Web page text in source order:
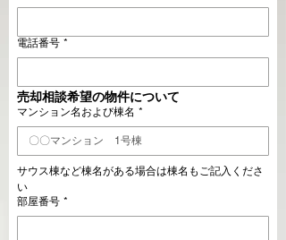
電話番号 *
売却相談希望の物件について
マンション名および棟名 *
サウス棟など棟名がある場合は棟名もご記入くださ
い
部屋番号 *